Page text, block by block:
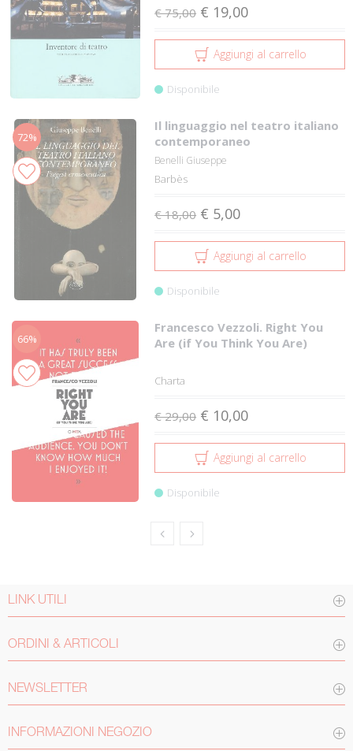
€ 75,00 € 19,00
Aggiungi al carrello
Disponibile
72%
Il linguaggio nel teatro italiano
contemporaneo
Benelli Giuseppe
Barbès
€ 18,00 € 5,00
Aggiungi al carrello
Disponibile
66%
Francesco Vezzoli. Right You
Are (if You Think You Are)
Charta
€ 29,00 € 10,00
Aggiungi al carrello
Disponibile
LINK UTILI
ORDINI & ARTICOLI
NEWSLETTER
INFORMAZIONI NEGOZIO